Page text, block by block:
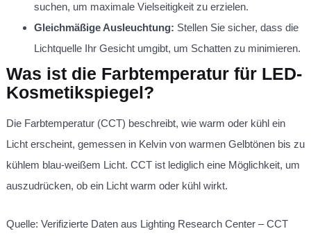
suchen, um maximale Vielseitigkeit zu erzielen.
Gleichmäßige Ausleuchtung: Stellen Sie sicher, dass die
Lichtquelle Ihr Gesicht umgibt, um Schatten zu minimieren.
Was ist die Farbtemperatur für LED-
Kosmetikspiegel?
Die Farbtemperatur (CCT) beschreibt, wie warm oder kühl ein
Licht erscheint, gemessen in Kelvin von warmen Gelbtönen bis zu
kühlem blau-weißem Licht. CCT ist lediglich eine Möglichkeit, um
auszudrücken, ob ein Licht warm oder kühl wirkt.
Quelle: Verifizierte Daten aus Lighting Research Center – CCT